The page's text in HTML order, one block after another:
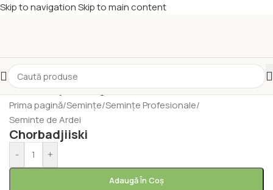
Skip to navigationSkip to main content
Prima pagină/Semințe/Semințe Profesionale/
Seminte de Ardei
Chorbadjiiski
- +
Adaugă În Coș